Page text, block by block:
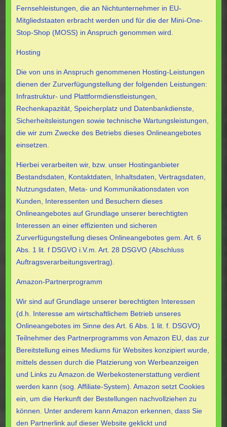
Fernsehleistungen, die an Nichtunternehmer in EU-
Mitgliedstaaten erbracht werden und für die der Mini-One-
Stop-Shop (MOSS) in Anspruch genommen wird.
Hosting
Die von uns in Anspruch genommenen Hosting-Leistungen
dienen der Zurverfügungstellung der folgenden Leistungen:
Infrastruktur- und Plattformdienstleistungen,
Rechenkapazität, Speicherplatz und Datenbankdienste,
Sicherheitsleistungen sowie technische Wartungsleistungen,
die wir zum Zwecke des Betriebs dieses Onlineangebotes
einsetzen.
Hierbei verarbeiten wir, bzw. unser Hostinganbieter
Bestandsdaten, Kontaktdaten, Inhaltsdaten, Vertragsdaten,
Nutzungsdaten, Meta- und Kommunikationsdaten von
Kunden, Interessenten und Besuchern dieses
Onlineangebotes auf Grundlage unserer berechtigten
Interessen an einer effizienten und sicheren
Zurverfügungstellung dieses Onlineangebotes gem. Art. 6
Abs. 1 lit. f DSGVO i.V.m. Art. 28 DSGVO (Abschluss
Auftragsverarbeitungsvertrag).
Amazon-Partnerprogramm
Wir sind auf Grundlage unserer berechtigten Interessen
(d.h. Interesse am wirtschaftlichem Betrieb unseres
Onlineangebotes im Sinne des Art. 6 Abs. 1 lit. f. DSGVO)
Teilnehmer des Partnerprogramms von Amazon EU, das zur
Bereitstellung eines Mediums für Websites konzipiert wurde,
mittels dessen durch die Platzierung von Werbeanzeigen
und Links zu Amazon.de Werbekostenerstattung verdient
werden kann (sog. Affiliate-System). Amazon setzt Cookies
ein, um die Herkunft der Bestellungen nachvollziehen zu
können. Unter anderem kann Amazon erkennen, dass Sie
den Partnerlink auf dieser Website geklickt und